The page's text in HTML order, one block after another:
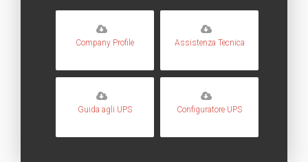
Company Profile Assistenza Tecnica
Guida agli UPS Configuratore UPS